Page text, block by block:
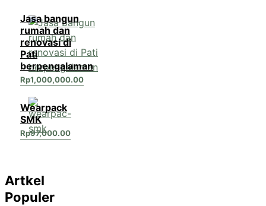
Jasa bangun
rumah dan
renovasi di
Pati
berpengalaman
Rp1,000,000.00
Wearpack
SMK
Rp97,000.00
Artkel
Populer